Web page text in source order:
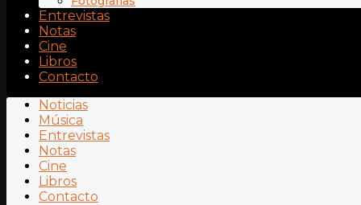
Entrevistas
Notas
Cine
Libros
Contacto
Noticias
Música
Entrevistas
Notas
Cine
Libros
Contacto